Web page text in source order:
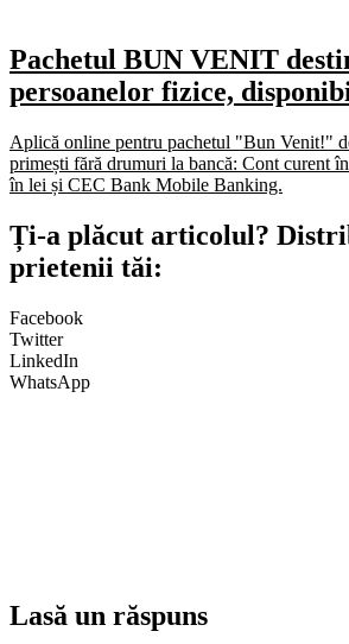
Pachetul BUN VENIT
persoanelor fizice,
Aplică online pentru pachetul "Bun Venit!"
primești fără drumuri la bancă: Cont curent
în lei și CEC Bank Mobile Banking.​
Ți-a plăcut articolul?
prietenii tăi:
Facebook
Twitter
LinkedIn
WhatsApp
Lasă un răspuns